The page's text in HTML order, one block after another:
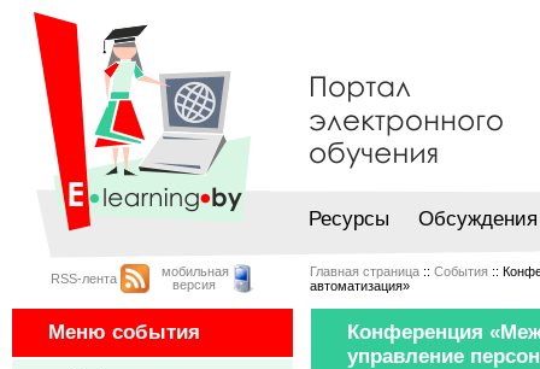
Ресурсы Обсуждения
RSS-лента
мобильная
версия
Главная страница :: События ::
автоматизация»
Меню события
Конференция
управление